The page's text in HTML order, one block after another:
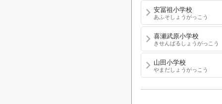
安冨祖小学校
あふそしょうがっこう
喜瀬武原小学校
きせんばるしょうがっこう
山田小学校
やまだしょうがっこう